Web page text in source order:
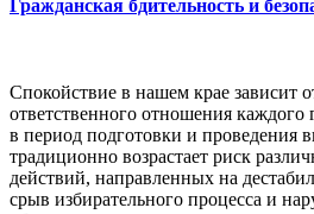
Гражданская бдительность и
Спокойствие в нашем крае зависит
ответственного отношения каждого
в период подготовки и проведения
традиционно возрастает риск
действий, направленных на
срыв избирательного процесса и